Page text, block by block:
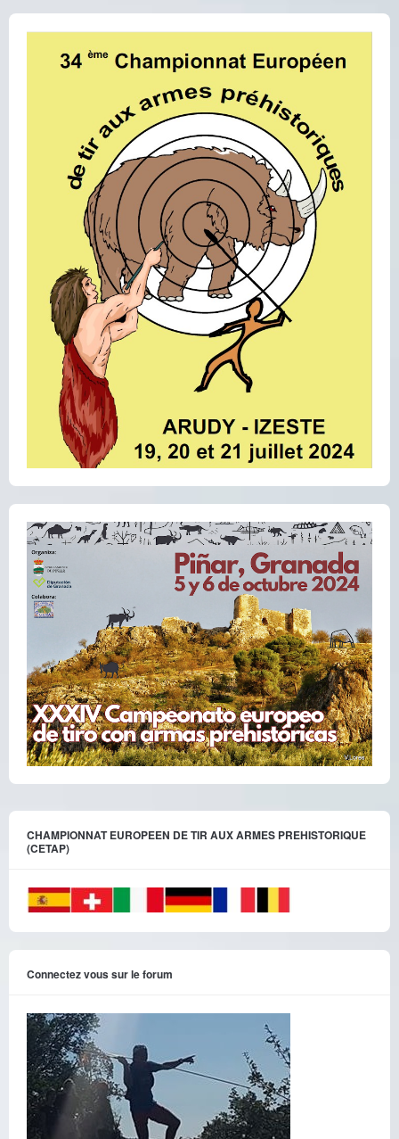
CHAMPIONNAT EUROPEEN DE TIR AUX ARMES PREHISTORIQUE
(CETAP)
Connectez vous sur le forum